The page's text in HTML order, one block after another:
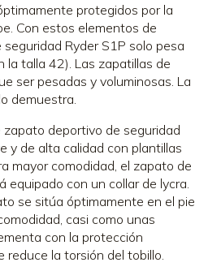
protegidos por la
Con estos elementos de
Ryder S1P solo pesa
la talla 42). Las zapatillas de
ser pesadas y voluminosas. La
demuestra.
deportivo de seguridad
y de alta calidad con plantillas
mayor comodidad, el zapato de
equipado con un collar de lycra.
se sitúa óptimamente en el pie
casi como unas
con la protección
la torsión del tobillo.